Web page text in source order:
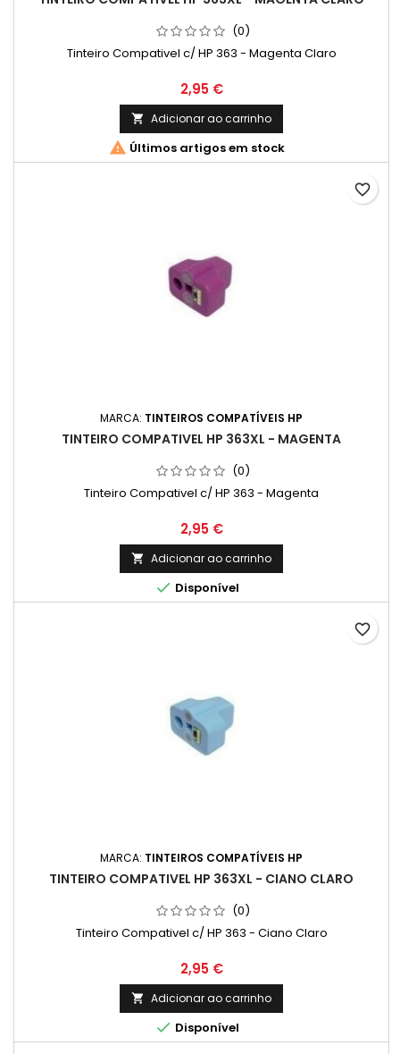
(0)
Tinteiro Compativel c/ HP 363 - Magenta Claro
Preço
2,95 €
 Adicionar ao carrinho
 Últimos artigos em stock
MARCA: TINTEIROS COMPATÍVEIS HP
TINTEIRO COMPATIVEL HP 363XL - MAGENTA
(0)
Tinteiro Compativel c/ HP 363 - Magenta
Preço
2,95 €
 Adicionar ao carrinho
 Disponível
favorite_border
MARCA: TINTEIROS COMPATÍVEIS HP
TINTEIRO COMPATIVEL HP 363XL - CIANO CLARO
(0)
Tinteiro Compativel c/ HP 363 - Ciano Claro
Preço
2,95 €
 Adicionar ao carrinho
 Disponível
favorite_border